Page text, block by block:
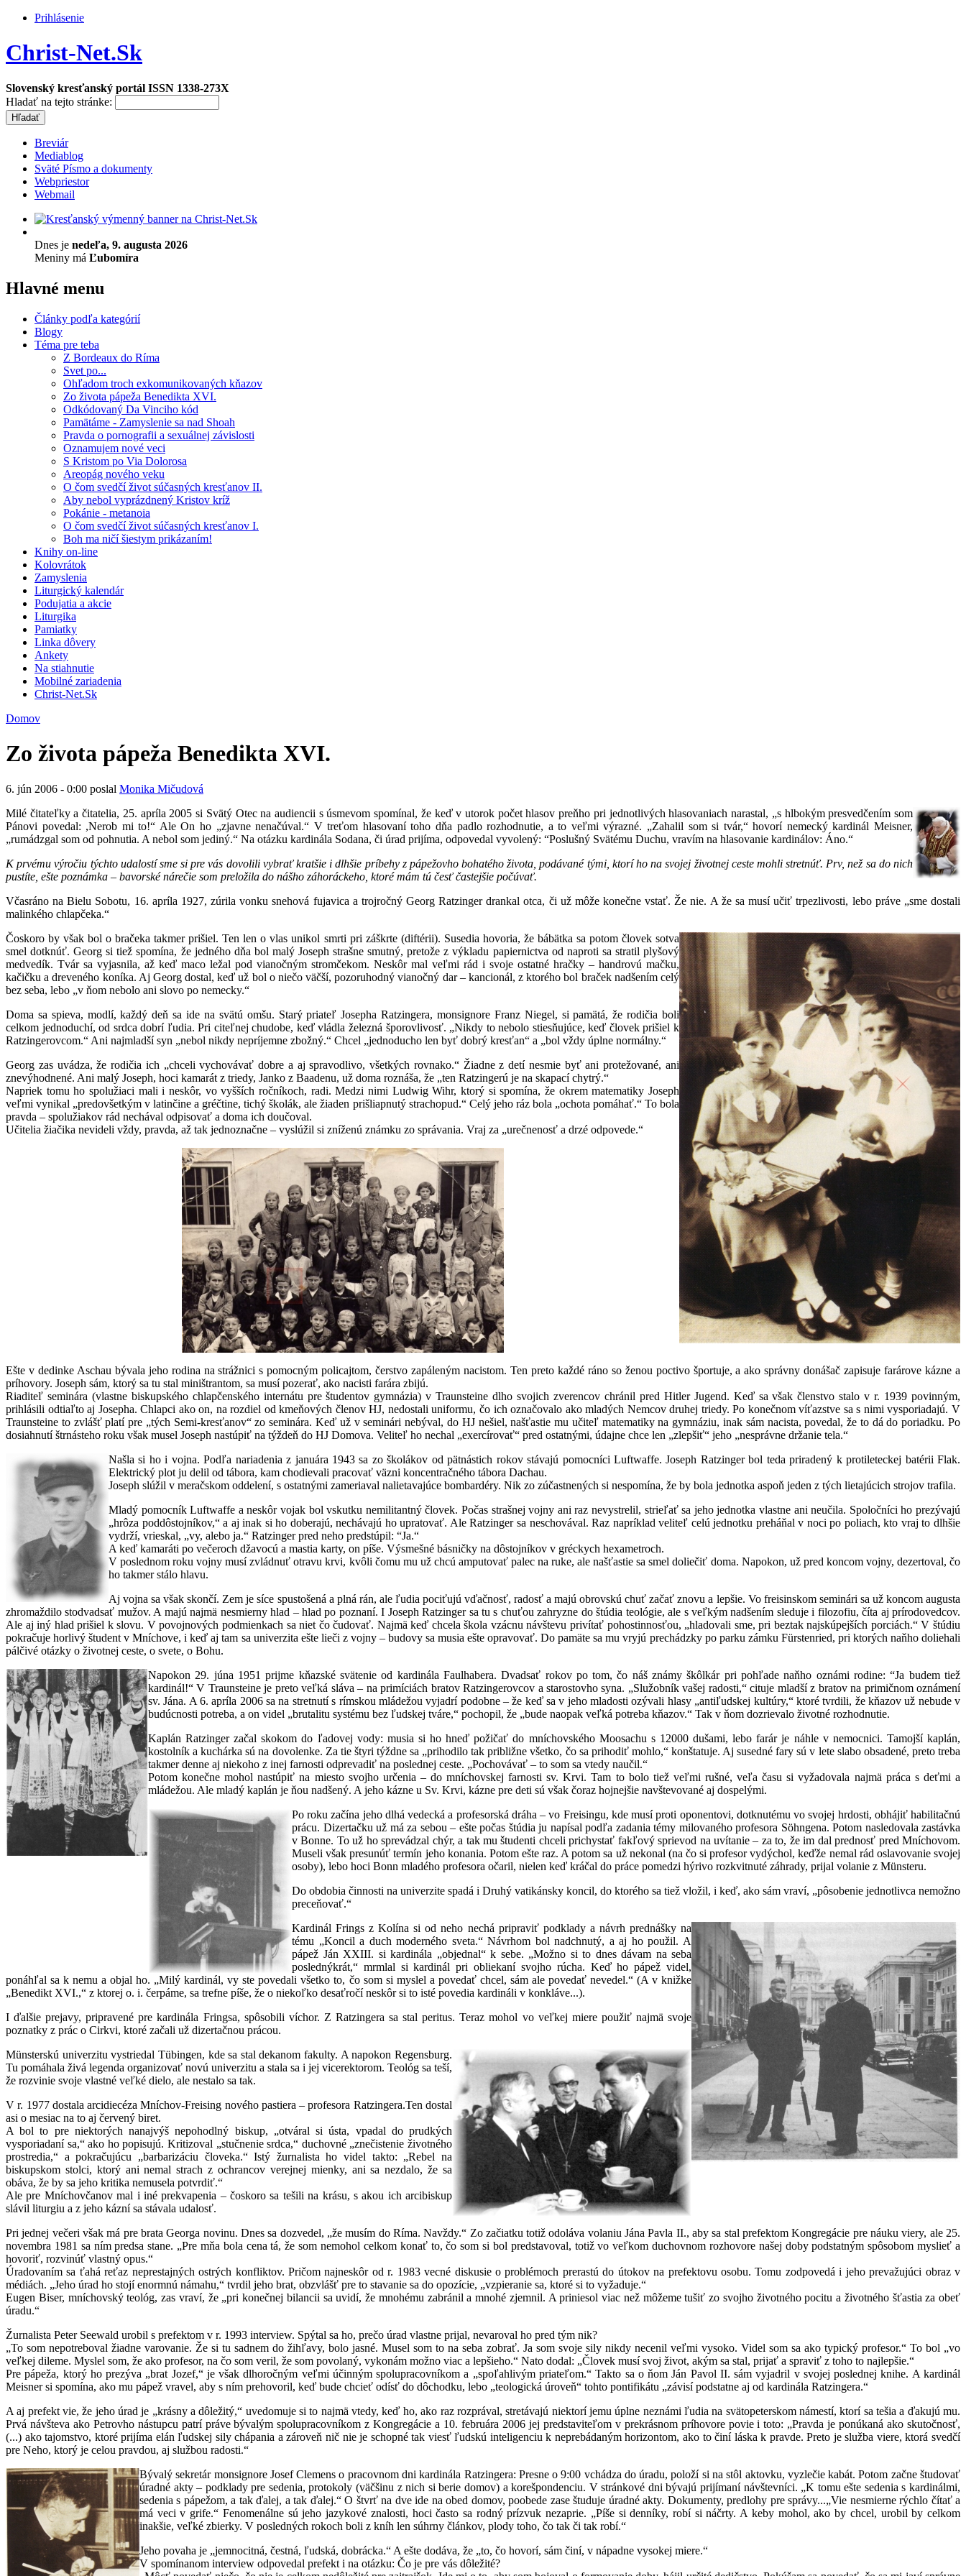
Prihlásenie
Christ-Net.Sk
Slovenský kresťanský portál ISSN 1338-273X
Hladať na tejto stránke:
Breviár
Mediablog
Sväté Písmo a dokumenty
Webpriestor
Webmail
Dnes je nedeľa, 9. augusta 2026
Meniny má Ľubomíra
Hlavné menu
Články podľa kategórií
Blogy
Téma pre teba
Z Bordeaux do Ríma
Svet po...
Ohľadom troch exkomunikovaných kňazov
Zo života pápeža Benedikta XVI.
Odkódovaný Da Vinciho kód
Pamätáme - Zamyslenie sa nad Shoah
Pravda o pornografii a sexuálnej závislosti
Oznamujem nové veci
S Kristom po Via Dolorosa
Areopág nového veku
O čom svedčí život súčasných kresťanov II.
Aby nebol vyprázdnený Kristov kríž
Pokánie - metanoia
O čom svedčí život súčasných kresťanov I.
Boh ma ničí šiestym prikázaním!
Knihy on-line
Kolovrátok
Zamyslenia
Liturgický kalendár
Podujatia a akcie
Liturgika
Pamiatky
Linka dôvery
Ankety
Na stiahnutie
Mobilné zariadenia
Christ-Net.Sk
Domov
Zo života pápeža Benedikta XVI.
6. jún 2006 - 0:00 poslal Monika Mičudová
Milé čitateľky a čitatelia, 25. apríla 2005 si Svätý Otec na audiencii s úsmevom spomínal, že keď v utorok počet hlasov preňho pri jednotlivých hlasovaniach narastal, „s hlbokým presvedčením som
Pánovi povedal: ,Nerob mi to!“ Ale On ho „zjavne nenačúval.“ V treťom hlasovaní toho dňa padlo rozhodnutie, a to veľmi výrazné. „Zahalil som si tvár,“ hovorí nemecký kardinál Meisner,
„rumádzgal som od pohnutia. A nebol som jediný.“ Na otázku kardinála Sodana, či úrad prijíma, odpovedal vyvolený: “Poslušný Svätému Duchu, vravím na hlasovanie kardinálov: Áno.“
K prvému výročiu týchto udalostí sme si pre vás dovolili vybrať kratšie i dlhšie príbehy z pápežovho bohatého života, podávané tými, ktorí ho na svojej životnej ceste mohli stretnúť. Prv, než sa do nich
pustíte, ešte poznámka – bavorské nárečie som preložila do nášho záhoráckeho, ktoré mám tú česť častejšie počúvať.
Včasráno na Bielu Sobotu, 16. apríla 1927, zúrila vonku snehová fujavica a trojročný Georg Ratzinger drankal otca, či už môže konečne vstať. Že nie. A že sa musí učiť trpezlivosti, lebo práve „sme dostali
malinkého chlapčeka.“
Čoskoro by však bol o bračeka takmer prišiel. Ten len o vlas unikol smrti pri záškrte (diftérii). Susedia hovoria, že bábätka sa potom človek sotva
smel dotknúť. Georg si tiež spomína, že jedného dňa bol malý Joseph strašne smutný, pretože z výkladu papiernictva od naproti sa stratil plyšový
medvedík. Tvár sa vyjasnila, až keď maco ležal pod vianočným stromčekom. Neskôr mal veľmi rád i svoje ostatné hračky – handrovú mačku,
kačičku a dreveného koníka. Aj Georg dostal, keď už bol o niečo väčší, pozoruhodný vianočný dar – kancionál, z ktorého bol braček nadšením celý
bez seba, lebo „v ňom nebolo ani slovo po nemecky.“
Doma sa spieva, modlí, každý deň sa ide na svätú omšu. Starý priateľ Josepha Ratzingera, monsignore Franz Niegel, si pamätá, že rodičia boli
celkom jednoduchí, od srdca dobrí ľudia. Pri citeľnej chudobe, keď vládla železná šporovlivosť. „Nikdy to nebolo stiesňujúce, keď človek prišiel k
Ratzingerovcom.“ Ani najmladší syn „nebol nikdy nepríjemne zbožný.“ Chcel „jednoducho len byť dobrý kresťan“ a „bol vždy úplne normálny.“
Georg zas uvádza, že rodičia ich „chceli vychovávať dobre a aj spravodlivo, všetkých rovnako.“ Žiadne z detí nesmie byť ani protežované, ani
znevýhodnené. Ani malý Joseph, hoci kamarát z triedy, Janko z Baadenu, už doma roznáša, že „ten Ratzingerú je na skapací chytrý.“
Napriek tomu ho spolužiaci mali i neskôr, vo vyšších ročníkoch, radi. Medzi nimi Ludwig Wihr, ktorý si spomína, že okrem matematiky Joseph
veľmi vynikal „predovšetkým v latinčine a gréčtine, tichý školák, ale žiaden prišliapnutý strachopud.“ Celý jeho ráz bola „ochota pomáhať.“ To bola
pravda – spolužiakov rád nechával odpisovať a doma ich doučoval.
Učitelia žiačika nevideli vždy, pravda, až tak jednoznačne – vyslúžil si zníženú známku zo správania. Vraj za „urečnenosť a drzé odpovede.“
Ešte v dedinke Aschau bývala jeho rodina na strážnici s pomocným policajtom, čerstvo zapáleným nacistom. Ten preto každé ráno so ženou poctivo športuje, a ako správny donášač zapisuje farárove kázne a
príhovory. Joseph sám, ktorý sa tu stal miništrantom, sa musí pozerať, ako nacisti farára zbijú.
Riaditeľ seminára (vlastne biskupského chlapčenského internátu pre študentov gymnázia) v Traunsteine dlho svojich zverencov chránil pred Hitler Jugend. Keď sa však členstvo stalo v r. 1939 povinným,
prihlásili odtiaľto aj Josepha. Chlapci ako on, na rozdiel od kmeňových členov HJ, nedostali uniformu, čo ich označovalo ako mladých Nemcov druhej triedy. Po konečnom víťazstve sa s nimi vysporiadajú. V
Traunsteine to zvlášť platí pre „tých Semi-kresťanov“ zo seminára. Keď už v seminári nebýval, do HJ nešiel, našťastie mu učiteľ matematiky na gymnáziu, inak sám nacista, povedal, že to dá do poriadku. Po
dosiahnutí štrnásteho roku však musel Joseph nastúpiť na týždeň do HJ Domova. Veliteľ ho nechal „exercírovať“ pred ostatnými, údajne chce len „zlepšiť“ jeho „nesprávne držanie tela.“
Našla si ho i vojna. Podľa nariadenia z januára 1943 sa zo školákov od pätnástich rokov stávajú pomocníci Luftwaffe. Joseph Ratzinger bol teda priradený k protileteckej batérii Flak.
Elektrický plot ju delil od tábora, kam chodievali pracovať väzni koncentračného tábora Dachau.
Joseph slúžil v meračskom oddelení, s ostatnými zameriaval nalietavajúce bombardéry. Nik zo zúčastnených si nespomína, že by bola jednotka aspoň jeden z tých lietajúcich strojov trafila.
Mladý pomocník Luftwaffe a neskôr vojak bol vskutku nemilitantný človek. Počas strašnej vojny ani raz nevystrelil, strieľať sa jeho jednotka vlastne ani neučila. Spoločníci ho prezývajú
„hrôza poddôstojníkov,“ a aj inak si ho doberajú, nechávajú ho upratovať. Ale Ratzinger sa neschovával. Raz napríklad veliteľ celú jednotku preháňal v noci po poliach, kto vraj to dlhšie
vydrží, vrieskal, „vy, alebo ja.“ Ratzinger pred neho predstúpil: “Ja.“
A keď kamaráti po večeroch džavocú a mastia karty, on píše. Výsmešné básničky na dôstojníkov v gréckych hexametroch.
V poslednom roku vojny musí zvládnuť otravu krvi, kvôli čomu mu už chcú amputovať palec na ruke, ale našťastie sa smel doliečiť doma. Napokon, už pred koncom vojny, dezertoval, čo
ho takmer stálo hlavu.
Aj vojna sa však skončí. Zem je síce spustošená a plná rán, ale ľudia pociťujú vďačnosť, radosť a majú obrovskú chuť začať znovu a lepšie. Vo freisinskom seminári sa už koncom augusta
zhromaždilo stodvadsať mužov. A majú najmä nesmierny hlad – hlad po poznaní. I Joseph Ratzinger sa tu s chuťou zahryzne do štúdia teológie, ale s veľkým nadšením sleduje i filozofiu, číta aj prírodovedcov.
Ale aj iný hlad prišiel k slovu. V povojnových podmienkach sa niet čo čudovať. Najmä keď chcela škola vzácnu návštevu privítať pohostinnosťou, „hladovali sme, pri beztak najskúpejších porciách.“ V štúdiu
pokračuje horlivý študent v Mníchove, i keď aj tam sa univerzita ešte lieči z vojny – budovy sa musia ešte opravovať. Do pamäte sa mu vryjú prechádzky po parku zámku Fürstenried, pri ktorých naňho doliehali
pálčivé otázky o životnej ceste, o svete, o Bohu.
Napokon 29. júna 1951 prijme kňazské svätenie od kardinála Faulhabera. Dvadsať rokov po tom, čo náš známy škôlkár pri pohľade naňho oznámi rodine: “Ja budem tiež
kardinál!“ V Traunsteine je preto veľká sláva – na primíciách bratov Ratzingerovcov a starostovho syna. „Služobník vašej radosti,“ cituje mladší z bratov na primičnom oznámení
sv. Jána. A 6. apríla 2006 sa na stretnutí s rímskou mládežou vyjadrí podobne – že keď sa v jeho mladosti ozývali hlasy „antiľudskej kultúry,“ ktoré tvrdili, že kňazov už nebude v
budúcnosti potreba, a on videl „brutalitu systému bez ľudskej tváre,“ pochopil, že „bude naopak veľká potreba kňazov.“ Tak v ňom dozrievalo životné rozhodnutie.
Kaplán Ratzinger začal skokom do ľadovej vody: musia si ho hneď požičať do mníchovského Moosachu s 12000 dušami, lebo farár je náhle v nemocnici. Tamojší kaplán,
kostolník a kuchárka sú na dovolenke. Za tie štyri týždne sa „prihodilo tak približne všetko, čo sa prihodiť mohlo,“ konštatuje. Aj susedné fary sú v lete slabo obsadené, preto treba
takmer denne aj niekoho z inej farnosti odprevadiť na poslednej ceste. „Pochovávať – to som sa vtedy naučil.“
Potom konečne mohol nastúpiť na miesto svojho určenia – do mníchovskej farnosti sv. Krvi. Tam to bolo tiež veľmi rušné, veľa času si vyžadovala najmä práca s deťmi a
mládežou. Ale mladý kaplán je ňou nadšený. A jeho kázne u Sv. Krvi, kázne pre deti sú však čoraz hojnejšie navštevované aj dospelými.
Po roku začína jeho dlhá vedecká a profesorská dráha – vo Freisingu, kde musí proti oponentovi, dotknutému vo svojej hrdosti, obhájiť habilitačnú
prácu. Dizertačku už má za sebou – ešte počas štúdia ju napísal podľa zadania témy milovaného profesora Söhngena. Potom nasledovala zastávka
v Bonne. To už ho sprevádzal chýr, a tak mu študenti chceli prichystať fakľový sprievod na uvítanie – za to, že im dal prednosť pred Mníchovom.
Museli však presunúť termín jeho konania. Potom ešte raz. A potom sa už nekonal (na čo si profesor vydýchol, keďže nemal rád oslavovanie svojej
osoby), lebo hoci Bonn mladého profesora očaril, nielen keď kráčal do práce pomedzi hýrivo rozkvitnuté záhrady, prijal volanie z Münsteru.
Do obdobia činnosti na univerzite spadá i Druhý vatikánsky koncil, do ktorého sa tiež vložil, i keď, ako sám vraví, „pôsobenie jednotlivca nemožno
preceňovať.“
Kardinál Frings z Kolína si od neho nechá pripraviť podklady a návrh prednášky na
tému „Koncil a duch moderného sveta.“ Návrhom bol nadchnutý, a aj ho použil. A
pápež Ján XXIII. si kardinála „objednal“ k sebe. „Možno si to dnes dávam na seba
poslednýkrát,“ mrmlal si kardinál pri obliekaní svojho rúcha. Keď ho pápež videl,
ponáhľal sa k nemu a objal ho. „Milý kardinál, vy ste povedali všetko to, čo som si myslel a povedať chcel, sám ale povedať nevedel.“ (A v knižke
„Benedikt XVI.,“ z ktorej o. i. čerpáme, sa trefne píše, že o niekoľko desaťročí neskôr si to isté povedia kardináli v konkláve...).
I ďalšie prejavy, pripravené pre kardinála Fringsa, spôsobili víchor. Z Ratzingera sa stal peritus. Teraz mohol vo veľkej miere použiť najmä svoje
poznatky z prác o Cirkvi, ktoré začali už dizertačnou prácou.
Münsterskú univerzitu vystriedal Tübingen, kde sa stal dekanom fakulty. A napokon Regensburg.
Tu pomáhala živá legenda organizovať novú univerzitu a stala sa i jej vicerektorom. Teológ sa teší,
že rozvinie svoje vlastné veľké dielo, ale nestalo sa tak.
V r. 1977 dostala arcidiecéza Mníchov-Freising nového pastiera – profesora Ratzingera.Ten dostal
asi o mesiac na to aj červený biret.
A bol to pre niektorých nanajvýš nepohodlný biskup, „otváral si ústa, vpadal do prudkých
vysporiadaní sa,“ ako ho popisujú. Kritizoval „stučnenie srdca,“ duchovné „znečistenie životného
prostredia,“ a pokračujúcu „barbarizáciu človeka.“ Istý žurnalista ho videl takto: „Rebel na
biskupskom stolci, ktorý ani nemal strach z ochrancov verejnej mienky, ani sa nezdalo, že sa
obáva, že by sa jeho kritika nemusela potvrdiť.“
Ale pre Mníchovčanov mal i iné prekvapenia – čoskoro sa tešili na krásu, s akou ich arcibiskup
slávil liturgiu a z jeho kázní sa stávala udalosť.
Pri jednej večeri však má pre brata Georga novinu. Dnes sa dozvedel, „že musím do Ríma. Navždy.“ Zo začiatku totiž odoláva volaniu Jána Pavla II., aby sa stal prefektom Kongregácie pre náuku viery, ale 25.
novembra 1981 sa ním predsa stane. „Pre mňa bola cena tá, že som nemohol celkom konať to, čo som si bol predstavoval, totiž vo veľkom duchovnom rozhovore našej doby podstatným spôsobom myslieť a
hovoriť, rozvinúť vlastný opus.“
Úradovaním sa ťahá reťaz neprestajných ostrých konfliktov. Pričom najneskôr od r. 1983 vecné diskusie o problémoch prerastú do útokov na prefektovu osobu. Tomu zodpovedá i jeho prevažujúci obraz v
médiách. „Jeho úrad ho stojí enormnú námahu,“ tvrdil jeho brat, obzvlášť pre to stavanie sa do opozície, „vzpieranie sa, ktoré si to vyžaduje.“
Eugen Biser, mníchovský teológ, zas vraví, že „pri konečnej bilancii sa uvidí, že mnohému zabránil a mnohé zjemnil. A priniesol viac než môžeme tušiť zo svojho životného pocitu a životného šťastia za obeť
úradu.“
Žurnalista Peter Seewald urobil s prefektom v r. 1993 interview. Spýtal sa ho, prečo úrad vlastne prijal, nevaroval ho pred tým nik?
„To som nepotreboval žiadne varovanie. Že si tu sadnem do žihľavy, bolo jasné. Musel som to na seba zobrať. Ja som svoje sily nikdy necenil veľmi vysoko. Videl som sa ako typický profesor.“ To bol „vo
veľkej dileme. Myslel som, že ako profesor, na čo som veril, že som povolaný, vykonám možno viac a lepšieho.“ Nato dodal: „Človek musí svoj život, akým sa stal, prijať a spraviť z toho to najlepšie.“
Pre pápeža, ktorý ho prezýva „brat Jozef,“ je však dlhoročným veľmi účinným spolupracovníkom a „spoľahlivým priateľom.“ Takto sa o ňom Ján Pavol II. sám vyjadril v svojej poslednej knihe. A kardinál
Meisner si spomína, ako mu pápež vravel, aby s ním prehovoril, keď bude chcieť odísť do dôchodku, lebo „teologická úroveň“ tohto pontifikátu „závisí podstatne aj od kardinála Ratzingera.“
A aj prefekt vie, že jeho úrad je „krásny a dôležitý,“ uvedomuje si to najmä vtedy, keď ho, ako raz rozprával, stretávajú niektorí jemu úplne neznámi ľudia na svätopeterskom námestí, ktorí sa tešia a ďakujú mu.
Prvá návšteva ako Petrovho nástupcu patrí práve bývalým spolupracovníkom z Kongregácie a 10. februára 2006 jej predstaviteľom v prekrásnom príhovore povie i toto: „Pravda je ponúkaná ako skutočnosť,
(...) ako tajomstvo, ktoré prijíma elán ľudskej sily chápania a zároveň nič nie je schopné tak viesť ľudskú inteligenciu k neprebádaným horizontom, ako to činí láska k pravde. Preto je služba viere, ktorá svedčí
pre Neho, ktorý je celou pravdou, aj službou radosti.“
Bývalý sekretár monsignore Josef Clemens o pracovnom dni kardinála Ratzingera: Presne o 9:00 vchádza do úradu, položí si na stôl aktovku, vyzlečie kabát. Potom začne študovať
úradné akty – podklady pre sedenia, protokoly (väčšinu z nich si berie domov) a korešpondenciu. V stránkové dni bývajú prijímaní návštevníci. „K tomu ešte sedenia s kardinálmi,
sedenia s pápežom, a tak ďalej, a tak ďalej.“ O štvrť na dve ide na obed domov, poobede zase študuje úradné akty. Dokumenty, predlohy pre správy...„Vie nesmierne rýchlo čítať a
má veci v grife.“ Fenomenálne sú jeho jazykové znalosti, hoci často sa rodný prízvuk nezaprie. „Píše si denníky, robí si náčrty. A keby mohol, ako by chcel, urobil by celkom
inakšie, veľké zbierky. V posledných rokoch boli z kníh len súhrny článkov, plody toho, čo tak či tak robí.“
Jeho povaha je „jemnocitná, čestná, ľudská, dobrácka.“ A ešte dodáva, že „to, čo hovorí, sám činí, v nápadne vysokej miere.“
V spomínanom interview odpovedal prefekt i na otázku: Čo je pre vás dôležité?